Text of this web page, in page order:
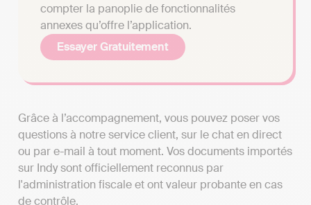
compter la panoplie de fonctionnalités
annexes qu’offre l’application.
Essayer Gratuitement
Grâce à l’accompagnement, vous pouvez poser vos
questions à notre service client, sur le chat en direct
ou par e-mail à tout moment. Vos documents importés
sur Indy sont officiellement reconnus par
l'administration fiscale et ont valeur probante en cas
de contrôle.